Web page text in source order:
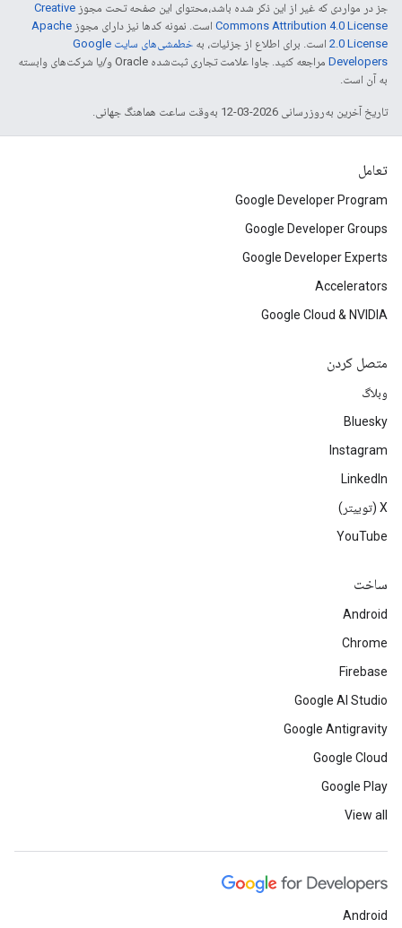
جز در مواردی که غیر از این ذکر شده باشد،‌محتوای این صفحه تحت مجوز Creative
Commons Attribution 4.0 License است. نمونه کدها نیز دارای مجوز Apache
2.0 License است. برای اطلاع از جزئیات، به
خطمشی‌های سایت Google
Developers‏
مراجعه کنید. جاوا علامت تجاری ثبت‌شده Oracle و/یا شرکت‌های وابسته
به آن است.
تاریخ آخرین به‌روزرسانی 2026-03-12 به‌وقت ساعت هماهنگ جهانی.
تعامل
Google Developer Program
Google Developer Groups
Google Developer Experts
Accelerators
Google Cloud & NVIDIA
متصل کردن
وبلاگ
Bluesky
Instagram
LinkedIn
‫X (توییتر)
YouTube
ساخت
Android
Chrome
Firebase
Google AI Studio
Google Antigravity
Google Cloud
Google Play
View all
Android